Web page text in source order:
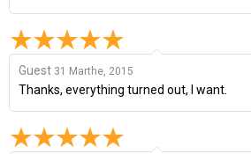
Guest 31 Marthe, 2015
Thanks, everything turned out, I want.